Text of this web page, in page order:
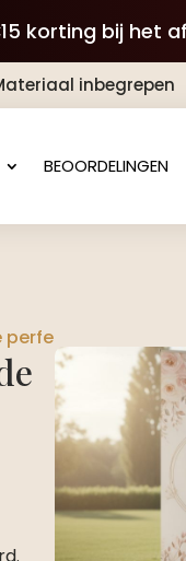
korting bij het
inbegrepen
BEOORDELINGEN